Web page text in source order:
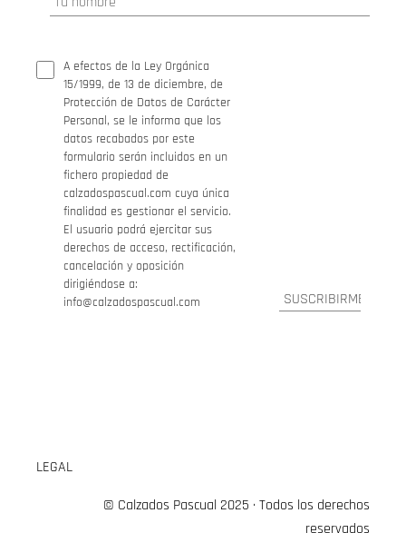
A efectos de la Ley Orgánica
15/1999, de 13 de diciembre, de
Protección de Datos de Carácter
Personal, se le informa que los
datos recabados por este
formulario serán incluidos en un
fichero propiedad de
calzadospascual.com cuya única
finalidad es gestionar el servicio.
El usuario podrá ejercitar sus
derechos de acceso, rectificación,
cancelación y oposición
dirigiéndose a:
info@calzadospascual.com
LEGAL
© Calzados Pascual 2025 · Todos los derechos
reservados